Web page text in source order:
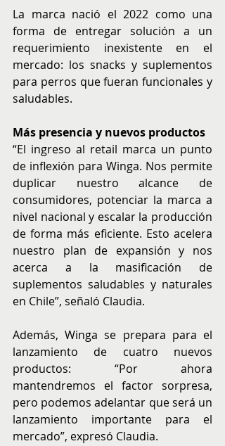
La marca nació el 2022 como una
forma de entregar solución a un
requerimiento inexistente en el
mercado: los snacks y suplementos
para perros que fueran funcionales y
saludables.
Más presencia y nuevos productos
“El ingreso al retail marca un punto
de inflexión para Winga. Nos permite
duplicar nuestro alcance de
consumidores, potenciar la marca a
nivel nacional y escalar la producción
de forma más eficiente. Esto acelera
nuestro plan de expansión y nos
acerca a la masificación de
suplementos saludables y naturales
en Chile”, señaló Claudia.
Además, Winga se prepara para el
lanzamiento de cuatro nuevos
productos: “Por ahora
mantendremos el factor sorpresa,
pero podemos adelantar que será un
lanzamiento importante para el
mercado”, expresó Claudia.